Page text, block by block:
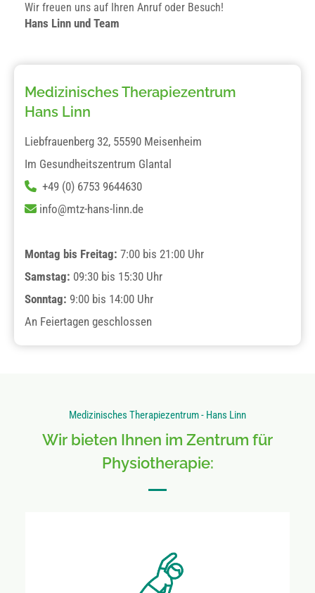
Wir freuen uns auf Ihren Anruf oder Besuch!
Hans Linn und Team
Medizinisches Therapiezentrum
Hans Linn
Liebfrauenberg 32, 55590 Meisenheim
Im Gesundheitszentrum Glantal
 +49 (0) 6753 9644630
 info@mtz-hans-linn.de
Montag bis Freitag: 7:00 bis 21:00 Uhr
Samstag: 09:30 bis 15:30 Uhr
Sonntag: 9:00 bis 14:00 Uhr
An Feiertagen geschlossen
Medizinisches Therapiezentrum - Hans Linn
Wir bieten Ihnen im Zentrum für
Physiotherapie: